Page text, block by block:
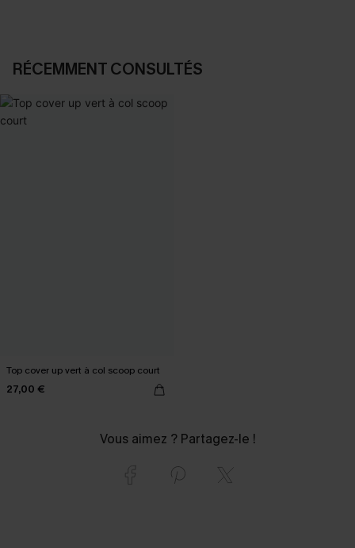
RÉCEMMENT CONSULTÉS
Top cover up vert à col scoop court
27,00 €
Vous aimez ? Partagez-le !